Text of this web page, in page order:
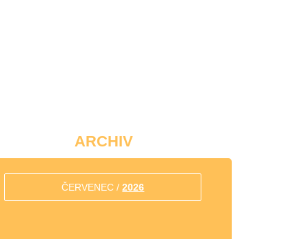
ARCHIV
ČERVENEC /2026